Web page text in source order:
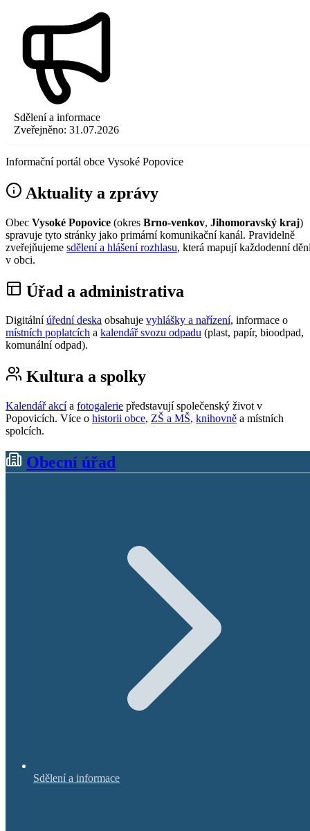
Sdělení a informace
Zveřejněno: 31.07.2026
Informační portál obce Vysoké Popovice
Aktuality a zprávy
Obec Vysoké Popovice (okres Brno-venkov, Jihomoravský kraj)
spravuje tyto stránky jako primární komunikační kanál. Pravidelně
zveřejňujeme sdělení a hlášení rozhlasu, která mapují každodenní
v obci.
Úřad a administrativa
Digitální úřední deska obsahuje vyhlášky a nařízení, informace o
místních poplatcích a kalendář svozu odpadu (plast, papír, bioodpad,
komunální odpad).
Kultura a spolky
Kalendář akcía fotogalerie představují společenský život v
Popovicích. Více o historii obce, ZŠ a MŠ, knihovně a místních
spolcích.
Obecní úřad
Sdělení a informace